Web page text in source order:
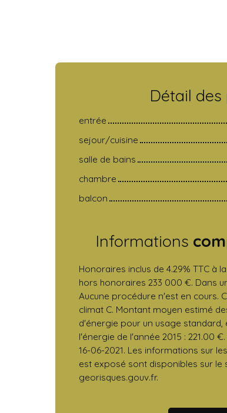
Détail des
entrée
sejour/cuisine
salle de bains
chambre
balcon
Informations
Honoraires inclus de 4.29% TTC à
hors honoraires 233 000 €. Dans
Aucune procédure n'est en cours.
climat C. Montant moyen estimé
d'énergie pour un usage
l'énergie de l'année 2015 : 221.00
16-06-2021. Les informations sur
est exposé sont disponibles sur le
georisques.gouv.fr.